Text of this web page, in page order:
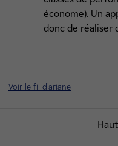
économe). Un
donc de réaliser
Voir le fil d'ariane